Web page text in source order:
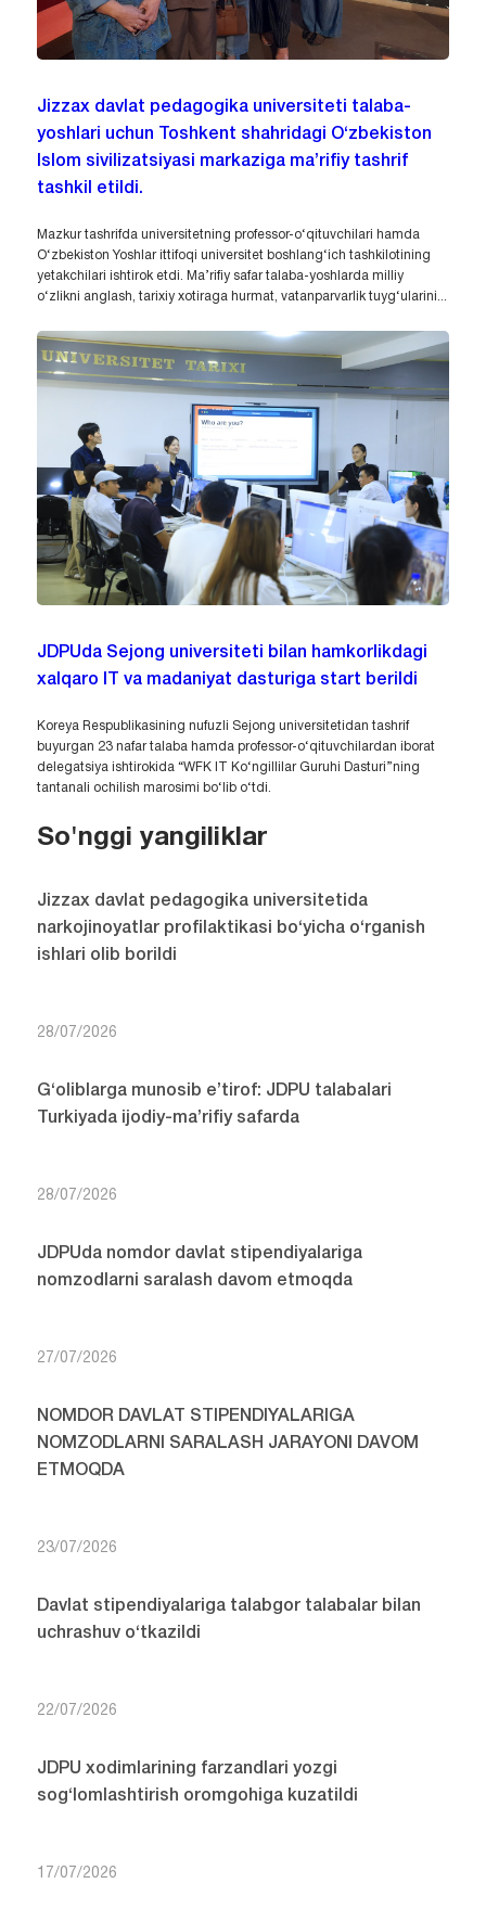
Jizzax davlat pedagogika universiteti talaba-
yoshlari uchun Toshkent shahridagi O‘zbekiston
Islom sivilizatsiyasi markaziga ma’rifiy tashrif
tashkil etildi.
Mazkur tashrifda universitetning professor-o‘qituvchilari hamda
O‘zbekiston Yoshlar ittifoqi universitet boshlang‘ich tashkilotining
yetakchilari ishtirok etdi. Ma’rifiy safar talaba-yoshlarda milliy
o‘zlikni anglash, tarixiy xotiraga hurmat, vatanparvarlik tuyg‘ularini...
JDPUda Sejong universiteti bilan hamkorlikdagi
xalqaro IT va madaniyat dasturiga start berildi
Koreya Respublikasining nufuzli Sejong universitetidan tashrif
buyurgan 23 nafar talaba hamda professor-o‘qituvchilardan iborat
delegatsiya ishtirokida “WFK IT Ko‘ngillilar Guruhi Dasturi”ning
tantanali ochilish marosimi bo‘lib o‘tdi.
So'nggi yangiliklar
Jizzax davlat pedagogika universitetida
narkojinoyatlar profilaktikasi bo‘yicha o‘rganish
ishlari olib borildi
28/07/2026
G‘oliblarga munosib e’tirof: JDPU talabalari
Turkiyada ijodiy-ma’rifiy safarda
28/07/2026
JDPUda nomdor davlat stipendiyalariga
nomzodlarni saralash davom etmoqda
27/07/2026
NOMDOR DAVLAT STIPENDIYALARIGA
NOMZODLARNI SARALASH JARAYONI DAVOM
ETMOQDA
23/07/2026
Davlat stipendiyalariga talabgor talabalar bilan
uchrashuv o‘tkazildi
22/07/2026
JDPU xodimlarining farzandlari yozgi
sog‘lomlashtirish oromgohiga kuzatildi
17/07/2026